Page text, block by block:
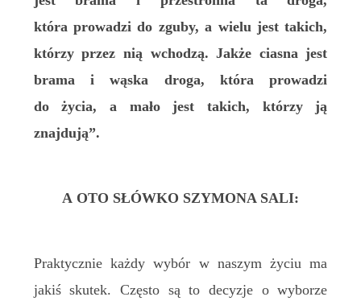
która prowadzi do zguby, a wielu jest takich,
którzy przez nią wchodzą. Jakże ciasna jest
brama i wąska droga, która prowadzi
do życia, a mało jest takich, którzy ją
znajdują”.
A OTO SŁÓWKO SZYMONA SALI:
Praktycznie każdy wybór w naszym życiu ma
jakiś skutek. Często są to decyzje o wyborze